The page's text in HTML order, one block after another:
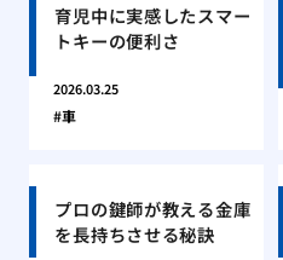
育児中に実感したスマー
トキーの便利さ
2026.03.25
車
プロの鍵師が教える金庫
を長持ちさせる秘訣